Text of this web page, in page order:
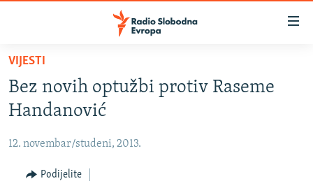
Pređite
glavni
sadržaj
na
navigaciju
BOSNA I HERCEGOVINA
KOSOVO
CRNA GORA
VIJESTI
Bez novih optužbi protiv Raseme
Handanović
12. novembar/studeni, 2013.
Podijelite